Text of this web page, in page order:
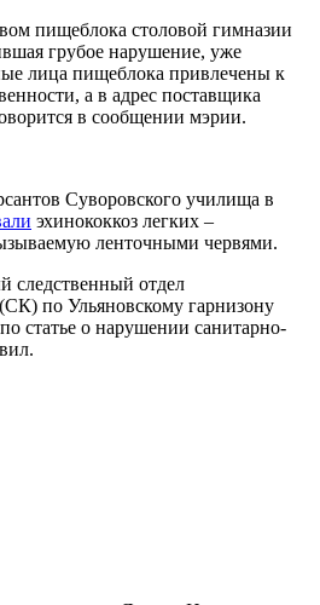
пищеблока столовой гимназии
грубое нарушение, уже
лица пищеблока привлечены к
а в адрес поставщика
в сообщении мэрии.
Суворовского училища в
эхинококкоз легких –
ленточными червями.
следственный отдел
по Ульяновскому гарнизону
статье о нарушении санитарно-